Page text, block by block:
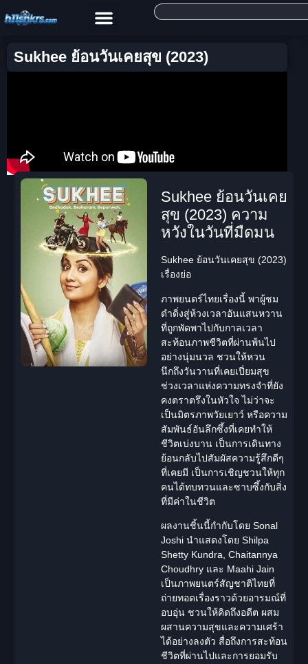
Sukhee ย้อนวันเคยสุข (2023)
Sukhee ย้อนวันเคย
สุข (2023) ความ
หวังในวันที่มืดมน
Sukhee ย้อนวันเคยสุข (2023)
เรื่องย่อ
ภาพยนตร์ไทยเรื่องนี้ พาผู้ชม
ดำดิ่งสู่ห้วงเวลาอันแสนหวาน
ที่ถูกพัดพาไปกับกาลเวลา
สะท้อนภาพชีวิตที่ผ่านพ้นไป
อย่างนุ่มนวล ชวนให้หวน
นึกถึงวันวานที่เคยเปี่ยมสุข
ช่วงเวลาแห่งความทรงจำที่ยัง
คงตราตรึงในหัวใจ ไม่ว่าจะ
เป็นมิตรภาพวัยเยาว์ หรือความ
สัมพันธ์อันลึกซึ้งที่เคยทำให้
ชีวิตเบ่งบาน เป็นการเดินทาง
ย้อนกลับไปสัมผัสความรู้สึกดีๆ
ที่เคยมี เป็นการเชิญชวนให้ทุก
คนได้ทบทวนและซาบซึ้งกับสิ่ง
ที่มีค่าในชีวิต
ผลงานชิ้นนี้กำกับโดย Sonal
Joshi นำแสดงโดย Shilpa
Shetty Kundra , Chaitannya
Choudhry และ Maahi Jain
เป็นภาพยนตร์สัญชาติไทยที่
ถ่ายทอดเรื่องราวด้วยอารมณ์ที่
อบอุ่น ชวนให้คิดถึงอดีต ผสม
ผสานความสุขและความเศร้า
ได้อย่างลงตัว สื่อถึงการสะท้อน
ชีวิตที่ผ่านไปและการยอมรับ